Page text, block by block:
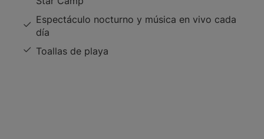
Espectáculo nocturno y música en vivo cada
día
Toallas de playa